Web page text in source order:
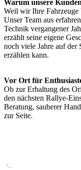
Warum unsere
Weil wir Ihre Fahrzeuge
Unser Team aus
Technik vergangener
erzählt seine eigene
noch viele Jahre auf der
erzählen kann.
Vor Ort für
Ob zur Erhaltung des
den nächsten Rallye-
Beratung, sauberer
zur Seite.